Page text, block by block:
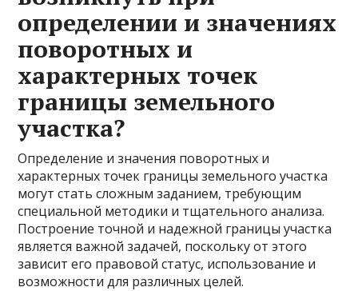
определении и значениях
поворотных и
характерных точек
границы земельного
участка?
Определение и значения поворотных и
характерных точек границы земельного участка
могут стать сложным заданием, требующим
специальной методики и тщательного анализа.
Построение точной и надежной границы участка
является важной задачей, поскольку от этого
зависит его правовой статус, использование и
возможности для различных целей.